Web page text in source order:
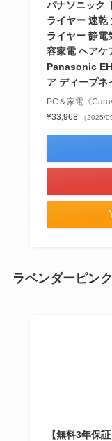
パナソニック
ライヤー 速乾
ライヤー 静電
容家電 ヘアケ
Panasonic
ア ディープネ
PC＆家電《
¥33,968
（2025/
ラベンダーピン
【無料3年保